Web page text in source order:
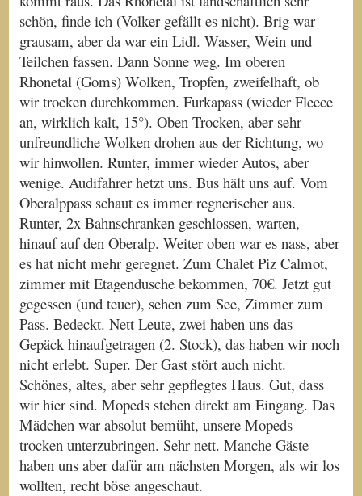
schön, finde ich (Volker gefällt es nicht). Brig war
grausam, aber da war ein Lidl. Wasser, Wein und
Teilchen fassen. Dann Sonne weg. Im oberen
Rhonetal (Goms) Wolken, Tropfen, zweifelhaft, ob
wir trocken durchkommen. Furkapass (wieder Fleece
an, wirklich kalt, 15°). Oben Trocken, aber sehr
unfreundliche Wolken drohen aus der Richtung, wo
wir hinwollen. Runter, immer wieder Autos, aber
wenige. Audifahrer hetzt uns. Bus hält uns auf. Vom
Oberalppass schaut es immer regnerischer aus.
Runter, 2x Bahnschranken geschlossen, warten,
hinauf auf den Oberalp. Weiter oben war es nass, aber
es hat nicht mehr geregnet. Zum Chalet Piz Calmot,
zimmer mit Etagendusche bekommen, 70€. Jetzt gut
gegessen (und teuer), sehen zum See, Zimmer zum
Pass. Bedeckt. Nett Leute, zwei haben uns das
Gepäck hinaufgetragen (2. Stock), das haben wir noch
nicht erlebt. Super. Der Gast stört auch nicht.
Schönes, altes, aber sehr gepflegtes Haus. Gut, dass
wir hier sind. Mopeds stehen direkt am Eingang. Das
Mädchen war absolut bemüht, unsere Mopeds
trocken unterzubringen. Sehr nett. Manche Gäste
haben uns aber dafür am nächsten Morgen, als wir los
wollten, recht böse angeschaut.